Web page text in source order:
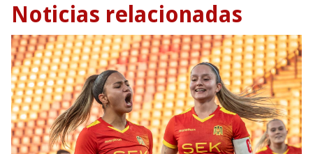
Noticias relacionadas